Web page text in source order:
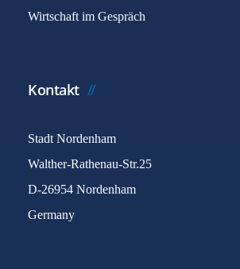
Wirtschaft im Gespräch
Kontakt
Stadt Nordenham
Walther-Rathenau-Str.25
D-26954 Nordenham
Germany